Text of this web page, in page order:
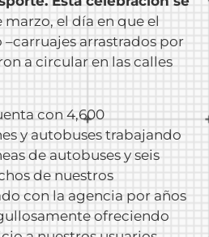
marzo, el día en que el
arrastrados por
a circular en las calles
con 4,600
y autobuses trabajando
de autobuses y seis
de nuestros
con la agencia por años
ofreciendo